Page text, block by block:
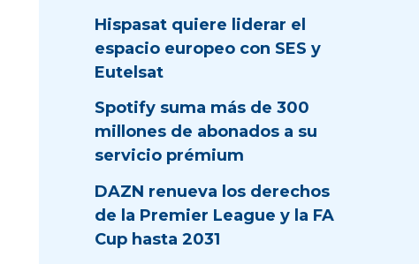
Hispasat quiere liderar el
espacio europeo con SES y
Eutelsat
Spotify suma más de 300
millones de abonados a su
servicio prémium
DAZN renueva los derechos
de la Premier League y la FA
Cup hasta 2031